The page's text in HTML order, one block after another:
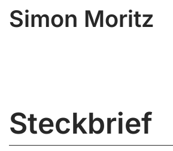
Simon Moritz
Steckbrief